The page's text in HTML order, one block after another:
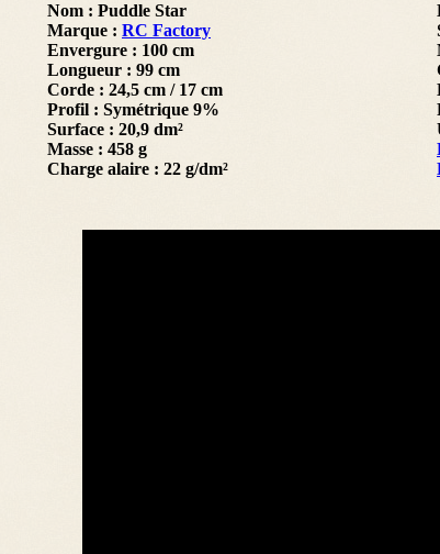
Nom : Puddle Star
Marque : RC Factory
Envergure : 100 cm
Longueur : 99 cm
Corde : 24,5 cm / 17 cm
Profil : Symétrique 9%
Surface : 20,9 dm²
Masse : 458 g
Charge alaire : 22 g/dm²